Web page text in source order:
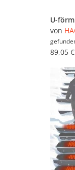
von
89,05 €